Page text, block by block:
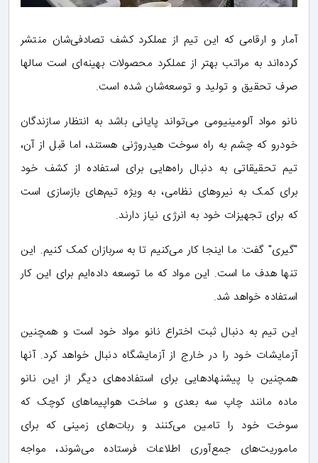
آمار و ارقامی که این تیم از عملکرد کشف تصادفی‌شان منتشر
کرده‌اند به مراتب بهتر از عملکرد محصولات بهینه‌ای است سالها
صرف تحقیق و تولید و توسعه‌شان شده است.
نانو مواد آلومینیومی می‌تواند پایانی باشد به انتظار سازندگان
خودرو که چشم به راه سوخت هیدروژنی هستند، اما قبل از آن،
تیم تحقیقاتی به دنبال راه‌هایی برای استفاده از کشف خود
برای کمک به نیروهای نظامی، به ویژه تیم‌های بازسازی است
که برای تجهیزات خود به انرژی نیاز دارند.
"گیری" گفت: ما اینجا کار می‌کنیم تا به سربازان کمک کنیم. این
تنها هدف ما است. این مواد که ما توسعه داده‌ایم برای این کار
استفاده خواهد شد.
این تیم به دنبال ثبت اختراع نانو مواد خود است و همچنین
آزمایشات خود را در خارج از آزمایشگاه دنبال خواهد کرد. آنها
همچنین با پیشنهادهایی برای استفاده‌های دیگر از این نانو
ماده مانند چاپ سه بعدی و ساخت هواپیماهای کوچک که
سوخت خود را تامین می‌کنند و ربات‌های زمینی که برای
ماموریت‌های جمع‌آوری اطلاعات فرستاده می‌شوند، مواجه